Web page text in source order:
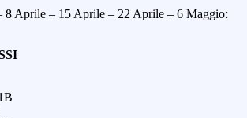
8 Aprile – 15 Aprile – 22 Aprile – 6 Maggio: